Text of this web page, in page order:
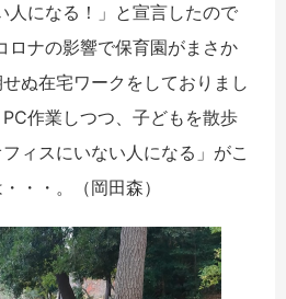
人になる！」と宣言したので
ロナの影響で保育園がまさか
ぬ在宅ワークをしておりまし
作業しつつ、子どもを散歩
ィスにいない人になる」がこ
・・。（岡田森）